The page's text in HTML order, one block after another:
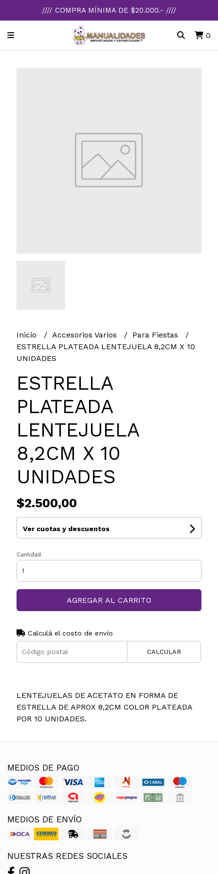
//// COMPRA MÍNIMA DE $20.000.- ////
0
Inicio Accesorios Varios
Para Fiestas
ESTRELLA PLATEADA LENTEJUELA 8,2CM X 10
UNIDADES
ESTRELLA
PLATEADA
LENTEJUELA
8,2CM X 10
UNIDADES
$2.500,00
Ver cuotas y descuentos
Cantidad
AGREGAR AL CARRITO
Calculá el costo de envío
CALCULAR
LENTEJUELAS DE ACETATO EN FORMA DE
ESTRELLA DE APROX 8,2CM COLOR PLATEADA
POR 10 UNIDADES.
MEDIOS DE PAGO
MEDIOS DE ENVÍO
NUESTRAS REDES SOCIALES